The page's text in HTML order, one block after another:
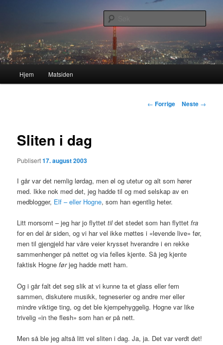
hovedinnholdet
Lasses hjemmeside
Hjem Matsiden
Innleggsnavigasjon
← Forrige Neste →
Sliten i dag
Publisert17. august 2003
I går var det nemlig lørdag, men øl og utetur og alt som hører
med. Ikke nok med det, jeg hadde til og med selskap av en
medblogger, Elf – eller Hogne, som han egentlig heter.
Litt morsomt – jeg har jo flyttettildet stedet som han flyttetfra
for en del år siden, og vi har vel ikke møttes i «levende live» før,
men til gjengjeld har våre veier krysset hverandre i en rekke
sammenhenger på nettet og via felles kjente. Så jeg kjente
faktisk Hogneførjeg hadde møtt ham.
Og i går falt det seg slik at vi kunne ta et glass eller fem
sammen, diskutere musikk, tegneserier og andre mer eller
mindre viktige ting, og det ble kjempehyggelig. Hogne var like
trivelig «in the flesh» som han er på nett.
Men så ble jeg altså litt vel sliten i dag. Ja, ja. Det var verdt det!